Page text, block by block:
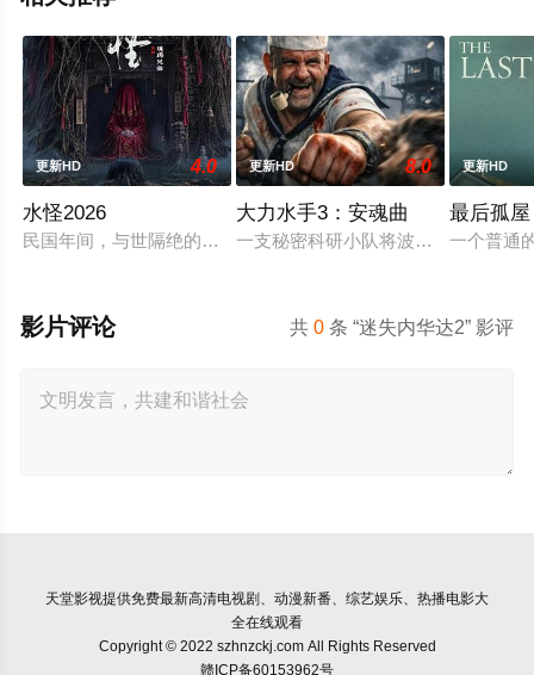
更新HD 4.0
水怪2026
民国年间，与世隔绝的怪水村被湖中“水猴子”所扰。此物实为
更新HD 8.0
大力水手3：安魂曲
一支秘密科研小队将波派囚禁在地下
更新HD
最后孤屋
一个普通
共0 条 “迷失内华达2” 影评
影片评论
天堂影视提供免费最新高清电视剧、动漫新番、综艺娱乐、热播电影大
全在线观看
Copyright © 2022 szhnzckj.com All Rights Reserved
赣ICP备60153962号